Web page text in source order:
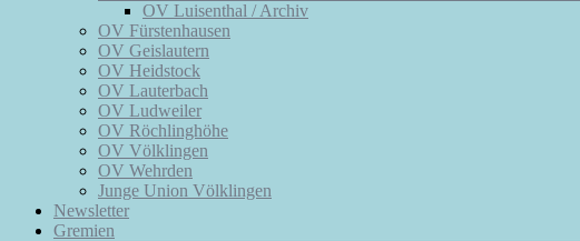
OV Luisenthal / Archiv
OV Fürstenhausen
OV Geislautern
OV Heidstock
OV Lauterbach
OV Ludweiler
OV Röchlinghöhe
OV Völklingen
OV Wehrden
Junge Union Völklingen
Newsletter
Gremien